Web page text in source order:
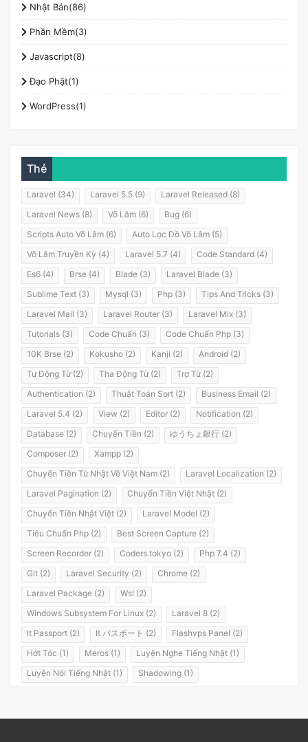
Nhật Bản(86)
Phần Mềm(3)
Javascript(8)
Đạo Phật(1)
WordPress(1)
Thẻ
Laravel (34) Laravel 5.5 (9)
Laravel Released (8)
Laravel News (8)
Võ Lâm (6)
Bug (6)
Scripts Auto Võ Lâm (6)
Auto Lọc Đồ Võ Lâm (5)
Võ Lâm Truyền Kỳ (4)
Laravel 5.7 (4)
Code Standard (4)
Es6 (4)
Brse (4) Blade (3)
Laravel Blade (3)
Sublime Text (3)
Mysql (3) Php (3)
Tips And Tricks (3)
Laravel Mail (3)
Laravel Router (3)
Laravel Mix (3)
Tutorials (3)
Code Chuẩn (3)
Code Chuẩn Php (3)
10K Brse (2)
Kokusho (2) Kanji (2)
Android (2)
Tự Động Từ (2)
Tha Động Từ (2)
Trợ Từ (2)
Authentication (2)
Thuật Toán Sort (2)
Business Email (2)
Laravel 5.4 (2)
View (2) Editor (2)
Notification (2)
Database (2)
Chuyển Tiền (2)
ゆうちょ銀行 (2)
Composer (2)
Xampp (2)
Chuyển Tiền Từ Nhật Về Việt Nam (2)
Laravel Localization (2)
Laravel Pagination (2)
Chuyển Tiền Việt Nhật (2)
Chuyển Tiền Nhật Việt (2)
Laravel Model (2)
Tiêu Chuẩn Php (2)
Best Screen Capture (2)
Screen Recorder (2)
Coders.tokyo (2)
Php 7.4 (2)
Git (2)
Laravel Security (2)
Chrome (2)
Laravel Package (2)
Wsl (2)
Windows Subsystem For Linux (2)
Laravel 8 (2)
It Passport (2)
It パスポート (2)
Flashvps Panel (2)
Hớt Tóc (1)
Meros (1)
Luyện Nghe Tiếng Nhật (1)
Luyện Nói Tiếng Nhật (1)
Shadowing (1)